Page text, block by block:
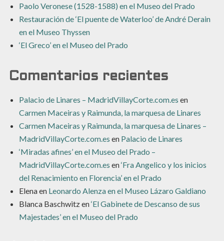
Paolo Veronese (1528-1588) en el Museo del Prado
Restauración de ‘El puente de Waterloo’ de André Derain
en el Museo Thyssen
‘El Greco’ en el Museo del Prado
Comentarios recientes
Palacio de Linares – MadridVillayCorte.com.es en
Carmen Maceiras y Raimunda, la marquesa de Linares
Carmen Maceiras y Raimunda, la marquesa de Linares –
MadridVillayCorte.com.es en Palacio de Linares
‘Miradas afines’ en el Museo del Prado –
MadridVillayCorte.com.es en‘Fra Angelico y los inicios
del Renacimiento en Florencia’ en el Prado
Elenaen Leonardo Alenza en el Museo Lázaro Galdiano
Blanca Baschwitzen‘El Gabinete de Descanso de sus
Majestades’ en el Museo del Prado